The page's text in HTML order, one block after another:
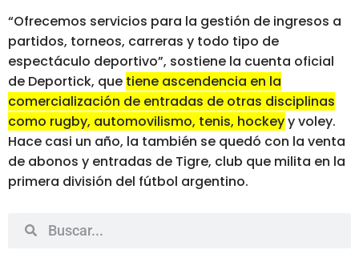
“Ofrecemos servicios para la gestión de ingresos a
partidos, torneos, carreras y todo tipo de
espectáculo deportivo”, sostiene la cuenta oficial
de Deportick, que tiene ascendencia en la
comercialización de entradas de otras disciplinas
como rugby, automovilismo, tenis, hockey y voley.
Hace casi un año, la también se quedó con la venta
de abonos y entradas de Tigre, club que milita en la
primera división del fútbol argentino.